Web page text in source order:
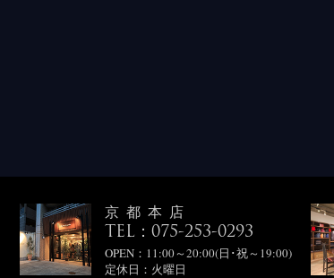
京都本店
TEL：075-253-0293
OPEN：11:00～20:00(日･祝～19:00)
定休日：火曜日